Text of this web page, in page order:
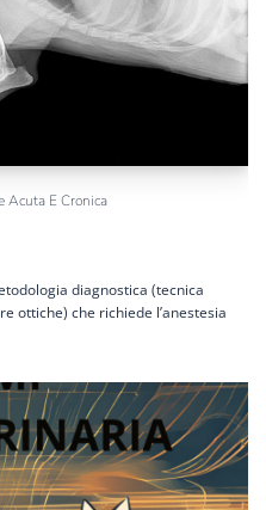
Acuta E Cronica
diagnostica (tecnica
ottiche) che richiede l’anestesia